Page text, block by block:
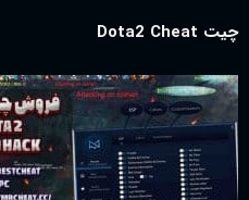
چیت Dota2 Cheat